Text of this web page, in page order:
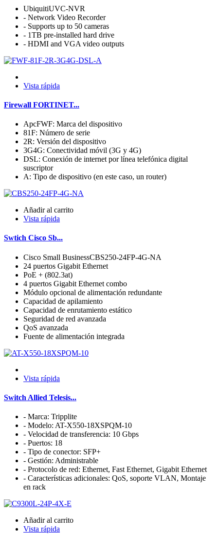
UbiquitiUVC-NVR
- Network Video Recorder
- Supports up to 50 cameras
- 1TB pre-installed hard drive
- HDMI and VGA video outputs
Vista rápida
Firewall FORTINET...
ApcFWF: Marca del dispositivo
81F: Número de serie
2R: Versión del dispositivo
3G4G: Conectividad móvil (3G y 4G)
DSL: Conexión de internet por línea telefónica digital
suscriptor
A: Tipo de dispositivo (en este caso, un router)
Añadir al carrito
Vista rápida
Swtich Cisco Sb...
Cisco Small BusinessCBS250-24FP-4G-NA
24 puertos Gigabit Ethernet
PoE + (802.3at)
4 puertos Gigabit Ethernet combo
Módulo opcional de alimentación redundante
Capacidad de apilamiento
Capacidad de enrutamiento estático
Seguridad de red avanzada
QoS avanzada
Fuente de alimentación integrada
Vista rápida
Switch Allied Telesis...
- Marca: Tripplite
- Modelo: AT-X550-18XSPQM-10
- Velocidad de transferencia: 10 Gbps
- Puertos: 18
- Tipo de conector: SFP+
- Gestión: Administrable
- Protocolo de red: Ethernet, Fast Ethernet, Gigabit Ethernet
- Características adicionales: QoS, soporte VLAN, Montaje
en rack
Añadir al carrito
Vista rápida